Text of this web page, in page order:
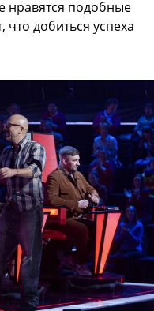
нравятся подобные
что добиться успеха